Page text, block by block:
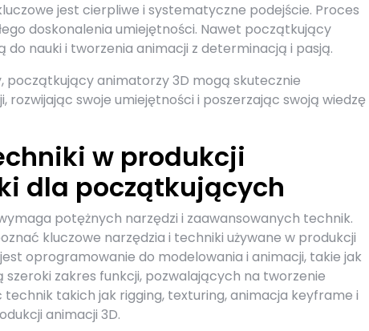
jest cierpliwe i systematyczne podejście. Proces
doskonalenia umiejętności. Nawet początkujący
nauki i tworzenia animacji z determinacją i pasją.
animatorzy 3D mogą skutecznie
swoje umiejętności i poszerzając swoją wiedzę
w produkcji
dla początkujących
potężnych narzędzi i zaawansowanych technik.
kluczowe narzędzia i techniki używane w produkcji
oprogramowanie do modelowania i animacji, takie jak
zakres funkcji, pozwalających na tworzenie
takich jak rigging, texturing, animacja keyframe i
animacji 3D.